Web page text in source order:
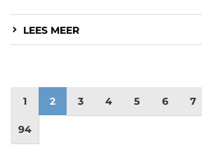
LEES MEER
1 2 3 4 5 6 7
94